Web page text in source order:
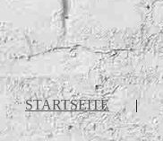
STARTSEITE |